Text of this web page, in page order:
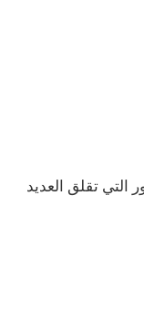
التي تقلق العديد